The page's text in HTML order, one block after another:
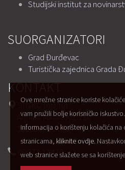
Studijski institut za
SUORGANIZATORI
Grad Đurđevac
Turistička zajednica Grada
KONTAKT
SINKO Institut
Antuna Mihanovića 10
33000 Virovitica
099 77 23 476
Ove mrežne stranice koriste
vam pružili bolje korisničko
informacija o korištenju kolačića na
stranicama, kliknite ovdje.
web stranice slažete se sa